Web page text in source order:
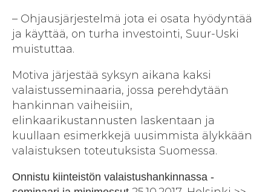
– Ohjausjärjestelmä jota ei osata hyödyntää
ja käyttää, on turha investointi, Suur-Uski
muistuttaa.
Motiva järjestää syksyn aikana kaksi
valaistusseminaaria, jossa perehdytään
hankinnan vaiheisiin,
elinkaarikustannusten laskentaan ja
kuullaan esimerkkejä uusimmista älykkään
valaistuksen toteutuksista Suomessa.
Onnistu kiinteistön valaistushankinnassa -